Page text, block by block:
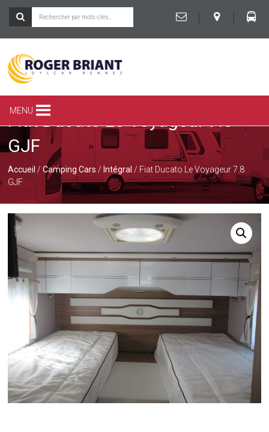
|
|
ROGER
BRIANT
SPÉCIALISTE
CAR
ET
DE
LA
RENNES
MENU
Fiat Ducato Le Voyageur 7.8
GJF
Accueil /Camping Cars / Intégral / Fiat Ducato Le Voyageur 7.8
GJF